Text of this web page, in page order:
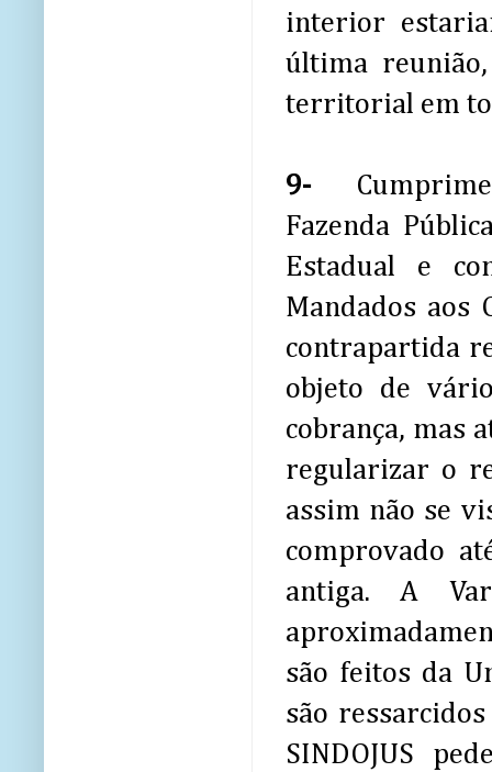
interior
última
territorial em
9-
Fazenda
Estadual e
Mandados aos
contrapartida
objeto de
cobrança, mas
regularizar o
assim não se
comprovado
antiga. A
são feitos da
são
SINDOJUS